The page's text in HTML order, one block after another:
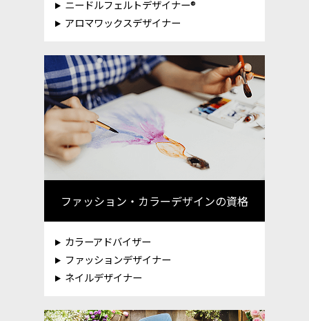
ニードルフェルトデザイナー®
アロマワックスデザイナー
ファッション・カラーデザインの資格
カラーアドバイザー
ファッションデザイナー
ネイルデザイナー